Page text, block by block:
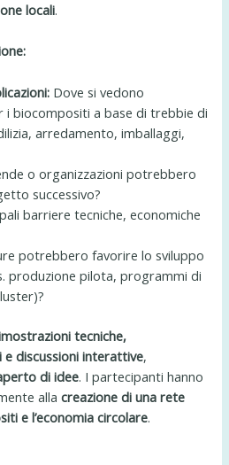
locali.
Dove si vedono
biocompositi a base di trebbie di
arredamento, imballaggi,
o organizzazioni potrebbero
successivo?
barriere tecniche, economiche
potrebbero favorire lo sviluppo
produzione pilota, programmi di
tecniche,
discussioni interattive,
di idee. I partecipanti hanno
allacreazione di una rete
e l’economia circolare.